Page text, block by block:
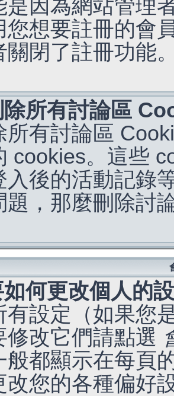
是因為網站管理
您想要註冊的會
關閉了註冊功能
所有討論區
所有討論區
cookies。這些
入後的活動記錄
題，那麼刪除討
何更改個人的
有設定（如果您
修改它們請點選
般都顯示在每頁
改您的各種偏好